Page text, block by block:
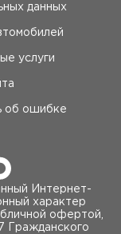
данных
услуги
об ошибке
Интернет-
характер
офертой,
Гражданского